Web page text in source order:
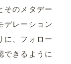
そのメタデー
デレーション
に、フォロー
できるように